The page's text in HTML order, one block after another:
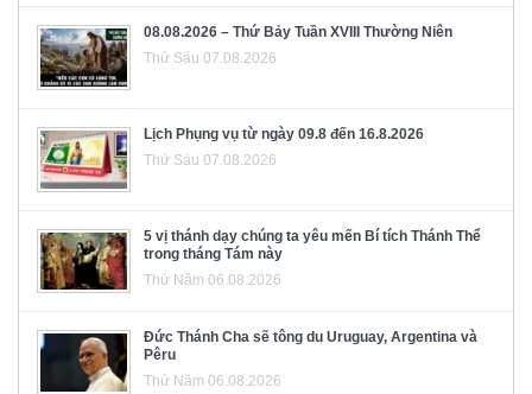
08.08.2026 – Thứ Bảy Tuần XVIII Thường Niên
Thứ Sáu 07.08.2026
Lịch Phụng vụ từ ngày 09.8 đến 16.8.2026
Thứ Sáu 07.08.2026
5 vị thánh dạy chúng ta yêu mến Bí tích Thánh Thể
trong tháng Tám này
Thứ Năm 06.08.2026
Đức Thánh Cha sẽ tông du Uruguay, Argentina và
Pêru
Thứ Năm 06.08.2026